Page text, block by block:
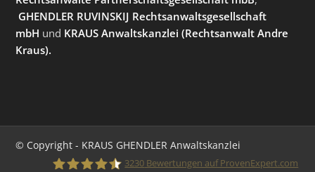
GHENDLER RUVINSKIJ Rechtsanwaltsgesellschaft
mbH und KRAUS Anwaltskanzlei (Rechtsanwalt Andre
Kraus).
© Copyright - KRAUS GHENDLER Anwaltskanzlei
3230 Bewertungen auf ProvenExpert.com